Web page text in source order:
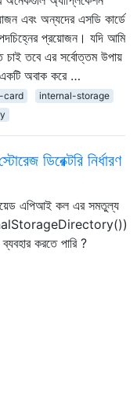
এবং অন্যদের এসডি কার্ডে
প্রয়োজন। যদি আমি
তবে এর সর্বোত্তম উপায়
অবাক করে …
card
internal-storage
ডিরেক্টরি নির্ধারণ
এপিআই কল এর সমতুল্য
করতে পারি ?